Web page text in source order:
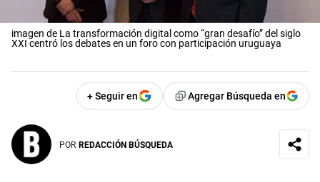
imagen de La transformación digital como “gran desafío” del siglo
XXI centró los debates en un foro con participación uruguaya
+ Seguir en Agregar Búsqueda en
POR REDACCIÓN BÚSQUEDA